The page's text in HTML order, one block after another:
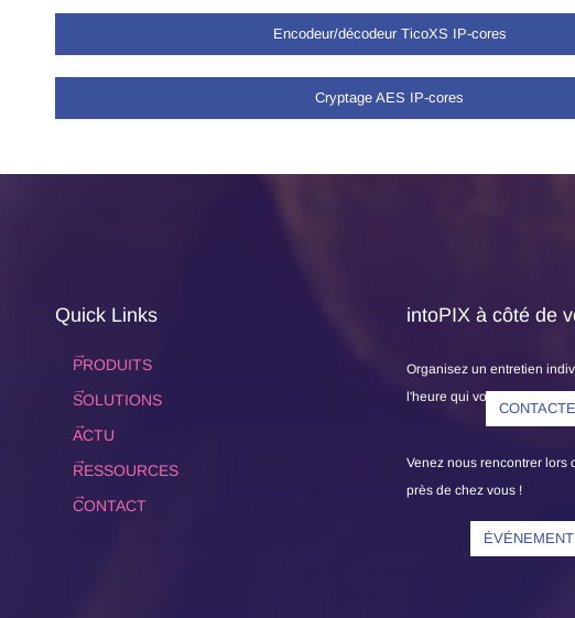
Encodeur/décodeur TicoXS IP-cores
Cryptage AES IP-cores
Quick Links
PRODUITS
SOLUTIONS
ACTU
RESSOURCES
CONTACT
intoPIX à côté de
Organisez un entretien
l'heure qui vous conviennent
Venez nous rencontrer lors
près de chez vous !